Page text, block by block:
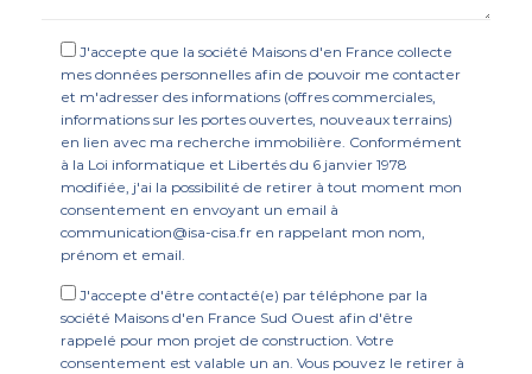
J'accepte que la société Maisons d'en France collecte
mes données personnelles afin de pouvoir me contacter
et m'adresser des informations (offres commerciales,
informations sur les portes ouvertes, nouveaux terrains)
en lien avec ma recherche immobilière. Conformément
à la Loi informatique et Libertés du 6 janvier 1978
modifiée, j'ai la possibilité de retirer à tout moment mon
consentement en envoyant un email à
communication@isa-cisa.fr en rappelant mon nom,
prénom et email.
J'accepte d'être contacté(e) par téléphone par la
société Maisons d'en France Sud Ouest afin d'être
rappelé pour mon projet de construction. Votre
consentement est valable un an. Vous pouvez le retirer à